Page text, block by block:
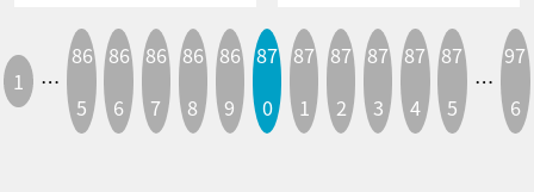
1 …
86
5
86
6
86
7
86
8
86
9
87
0
87
1
87
2
87
3
87
4
87
5
…
97
6